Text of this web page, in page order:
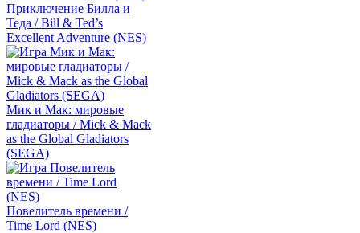
Приключение Билла и
Теда / Bill & Ted’s
Excellent Adventure (NES)
Мик и Мак: мировые
гладиаторы / Mick & Mack
as the Global Gladiators
(SEGA)
Повелитель времени /
Time Lord (NES)